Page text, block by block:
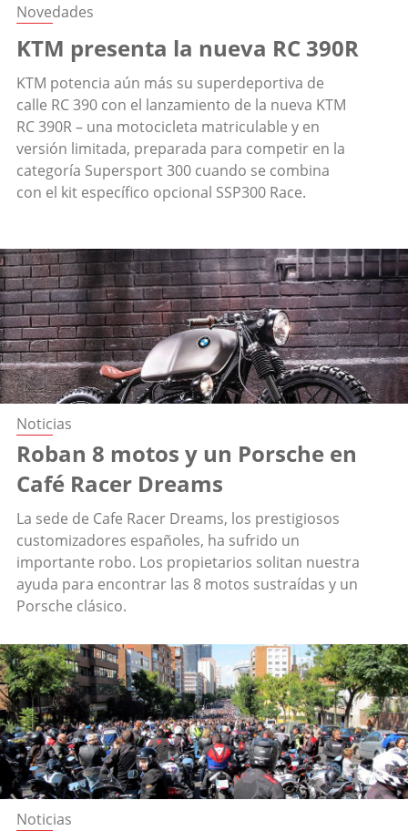
Novedades
KTM presenta la nueva RC 390R
KTM potencia aún más su superdeportiva de
calle RC 390 con el lanzamiento de la nueva KTM
RC 390R – una motocicleta matriculable y en
versión limitada, preparada para competir en la
categoría Supersport 300 cuando se combina
con el kit específico opcional SSP300 Race.
Noticias
Roban 8 motos y un Porsche en
Café Racer Dreams
La sede de Cafe Racer Dreams, los prestigiosos
customizadores españoles, ha sufrido un
importante robo. Los propietarios solitan nuestra
ayuda para encontrar las 8 motos sustraídas y un
Porsche clásico.
Noticias